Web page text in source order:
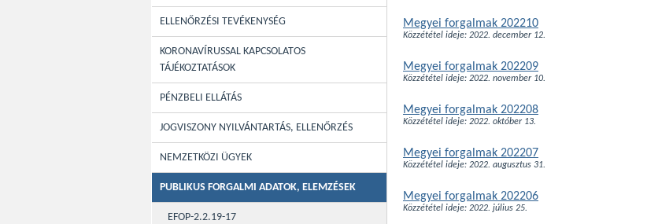
ELLENŐRZÉSI TEVÉKENYSÉG
KORONAVÍRUSSAL KAPCSOLATOS
TÁJÉKOZTATÁSOK
PÉNZBELI ELLÁTÁS
JOGVISZONY NYILVÁNTARTÁS, ELLENŐRZÉS
NEMZETKÖZI ÜGYEK
PUBLIKUS FORGALMI ADATOK, ELEMZÉSEK
EFOP-2.2.19-17
Megyei forgalmak 202210
Közzététel ideje: 2022. december 12.
Megyei forgalmak 202209
Közzététel ideje: 2022. november 10.
Megyei forgalmak 202208
Közzététel ideje: 2022. október 13.
Megyei forgalmak 202207
Közzététel ideje: 2022. augusztus 31.
Megyei forgalmak 202206
Közzététel ideje: 2022. július 25.